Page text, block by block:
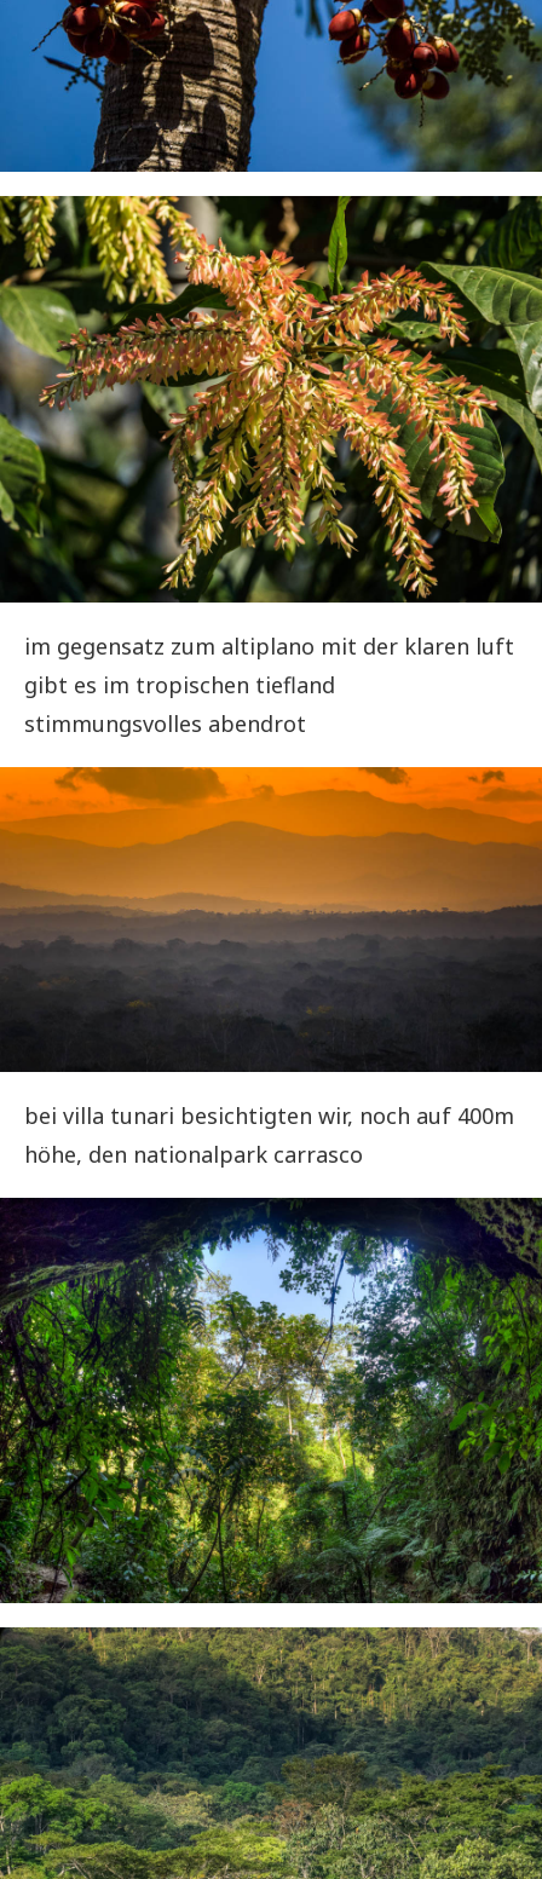
im gegensatz zum altiplano mit der klaren luft
gibt es im tropischen tiefland
stimmungsvolles abendrot
bei villa tunari besichtigten wir, noch auf 400m
höhe, den nationalpark carrasco